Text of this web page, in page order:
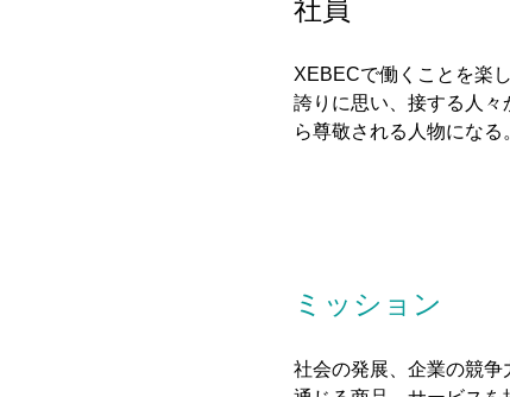
社員
XEBECで働くことを楽
誇りに思い、接する人々
ら尊敬される人物になる
ミッション
社会の発展、企業の競争